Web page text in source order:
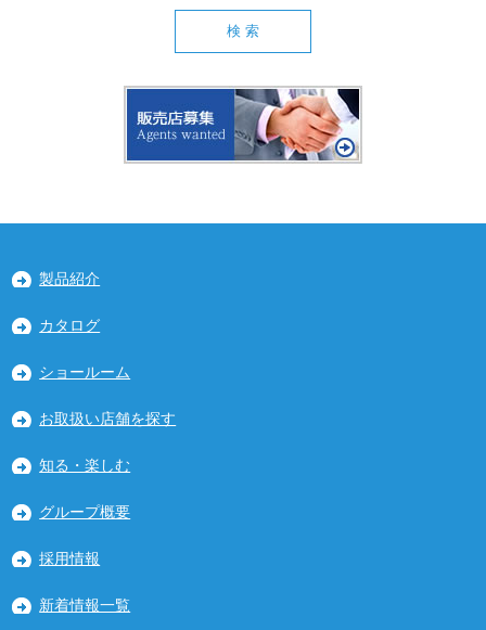
製品紹介
カタログ
ショールーム
お取扱い店舗を探す
知る・楽しむ
グループ概要
採用情報
新着情報一覧